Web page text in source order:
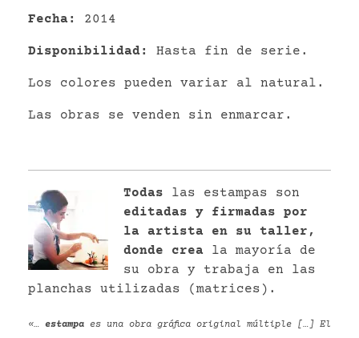
Fecha: 2014
Disponibilidad: Hasta fin de serie.
Los colores pueden variar al natural.
Las obras se venden sin enmarcar.
Todas las estampas son
editadas y firmadas por
la artista en su taller,
donde crea la mayoría de
su obra y trabaja en las
planchas utilizadas (matrices).
«… estampa es una obra gráfica original múltiple […] El